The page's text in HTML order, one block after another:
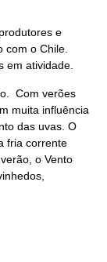
e
com o Chile.
em atividade.
Com verões
muita influência
das uvas. O
fria corrente
o Vento